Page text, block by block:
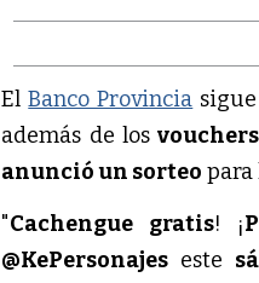
ElBanco Provincia sigue
además de los
anunció un sorteo para
"Cachengue gratis! ¡
@KePersonajes este